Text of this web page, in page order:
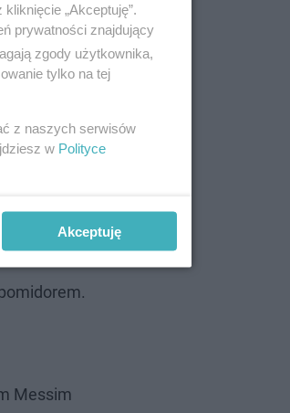
Messim
„Akceptuję”.
prywatności znajdujący
zgody użytkownika,
tylko na tej
z naszych serwisów
w Polityce
Akceptuję